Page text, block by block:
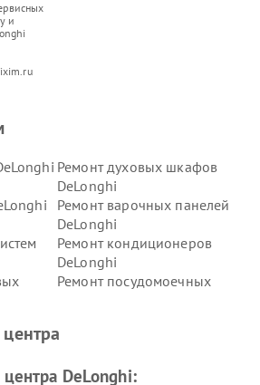
и
Ремонт духовых шкафов
DeLonghi
Ремонт варочных панелей
DeLonghi
Ремонт кондиционеров
DeLonghi
Ремонт посудомоечных
DeLonghi
DeLonghi: